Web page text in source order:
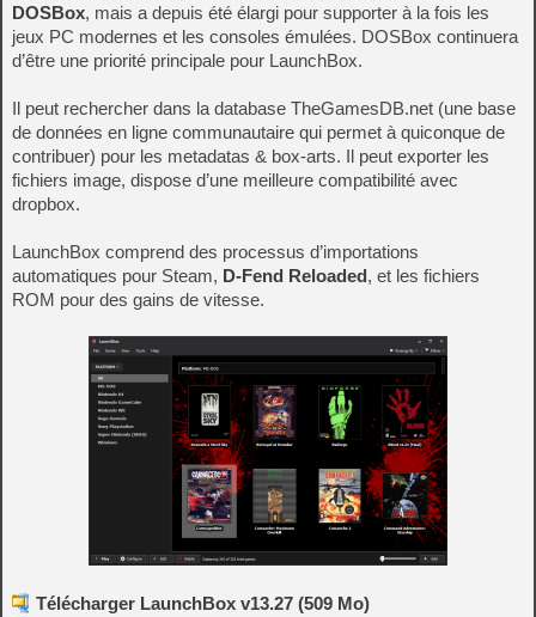
DOSBox, mais a depuis été élargi pour supporter à la fois les
jeux PC modernes et les consoles émulées. DOSBox continuera
d’être une priorité principale pour LaunchBox.
Il peut rechercher dans la database TheGamesDB.net (une base
de données en ligne communautaire qui permet à quiconque de
contribuer) pour les metadatas & box-arts. Il peut exporter les
fichiers image, dispose d’une meilleure compatibilité avec
dropbox.
LaunchBox comprend des processus d’importations
automatiques pour Steam, D-Fend Reloaded, et les fichiers
ROM pour des gains de vitesse.
Télécharger LaunchBox v13.27 (509 Mo)